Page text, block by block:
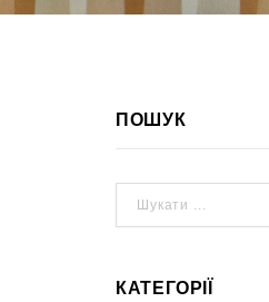
ПОШУК
КАТЕГОРІЇ